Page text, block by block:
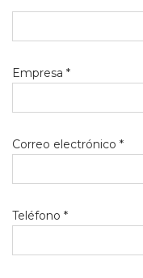
Empresa *
Correo electrónico *
Teléfono *